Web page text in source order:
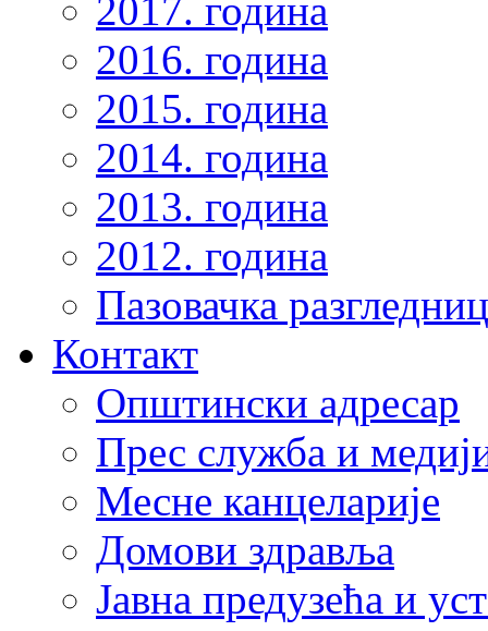
2017. година
2016. година
2015. година
2014. година
2013. година
2012. година
Пазовачка
Контакт
Општински адресар
Прес служба и
Месне канцеларије
Домови здравља
Јавна предузећа и